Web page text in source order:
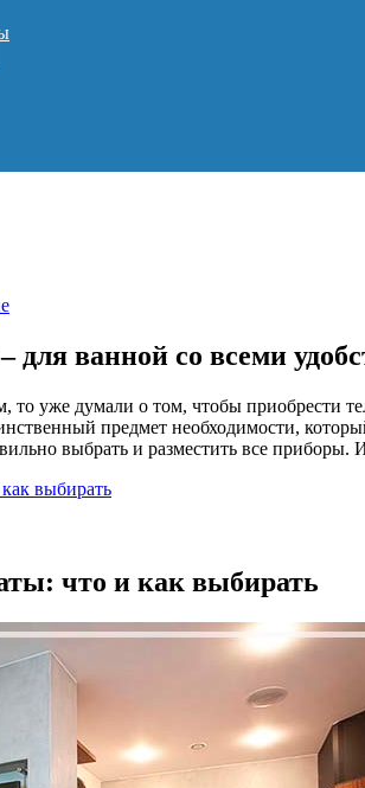
для ванной со всеми
то уже думали о том, чтобы приобрести
предмет необходимости,
выбрать и разместить все
выбирать
что и как выбирать